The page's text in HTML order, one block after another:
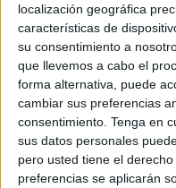
localización geográfica
características de
su consentimiento a
que llevemos a cabo el
forma alternativa, puede
cambiar sus preferencias
consentimiento. Tenga en
sus datos personales
pero usted tiene el
preferencias se aplicarán